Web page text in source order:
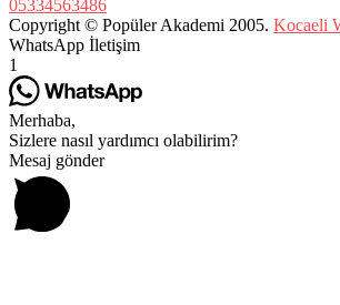
05334563486
Copyright © Popüler Akademi 2005. Kocaeli
WhatsApp İletişim
1
Merhaba,
Sizlere nasıl yardımcı olabilirim?
Mesaj gönder